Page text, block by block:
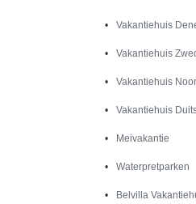
Vakantiehuis
Vakantiehuis
Vakantiehuis
Vakantiehuis
Meivakantie
Waterpretparken
Belvilla